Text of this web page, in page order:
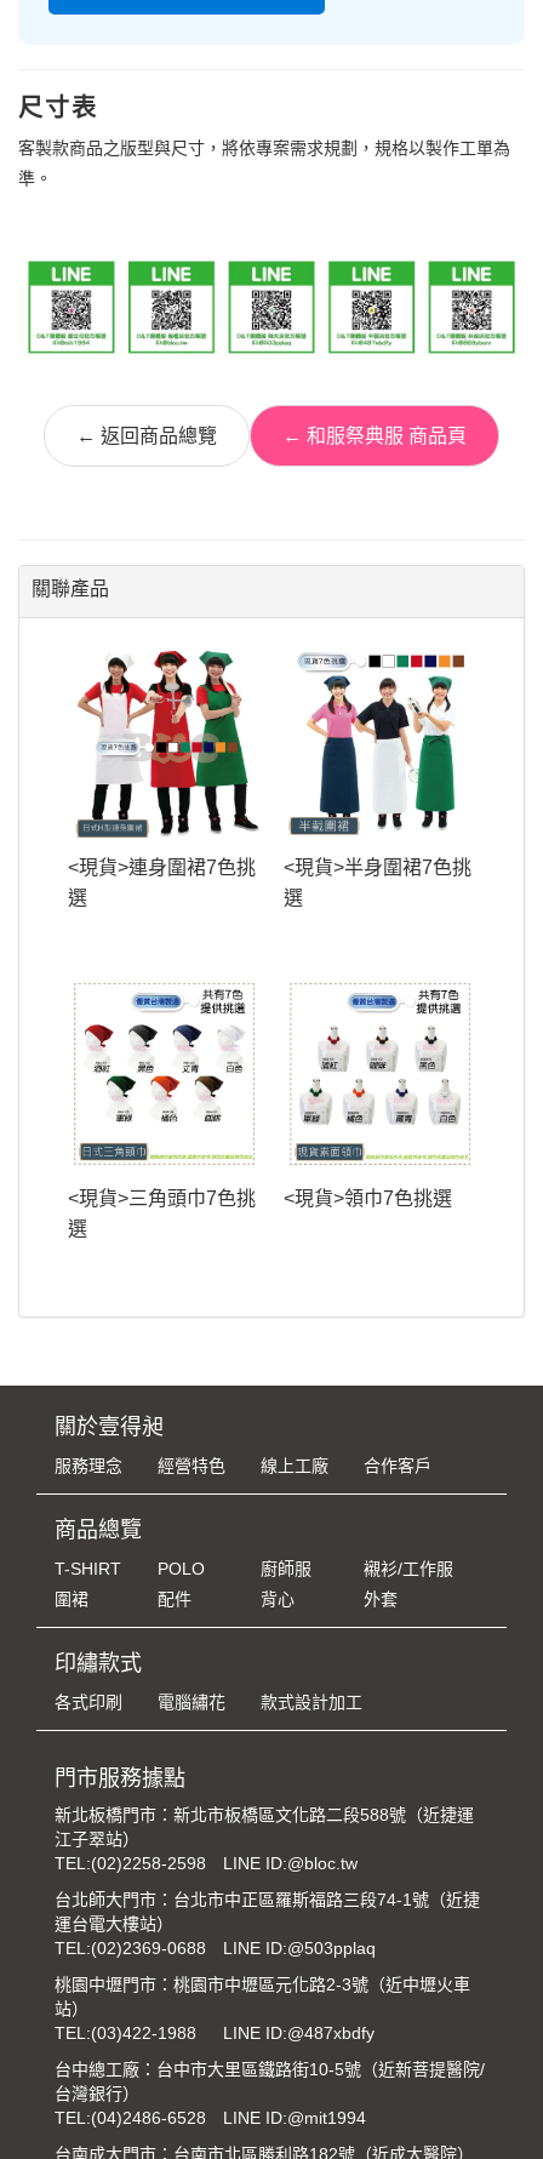
尺寸表
客製款商品之版型與尺寸，將依專案需求規劃，規格以製作工單為
準。
← 返回商品總覽 ← 和服祭典服 商品頁
關聯產品
<現貨>連身圍裙7色挑
選
<現貨>半身圍裙7色挑
選
<現貨>三角頭巾7色挑
選
<現貨>領巾7色挑選
關於壹得昶
服務理念 經營特色 線上工廠 合作客戶
商品總覽
T-SHIRT POLO 廚師服
襯衫/工作服
圍裙
配件 背心 外套
印繡款式
各式印刷 電腦繡花 款式設計加工
門市服務據點
新北板橋門市：新北市板橋區文化路二段588號（近捷運
江子翠站）
TEL:(02)2258-2598
LINE ID:@bloc.tw
台北師大門市：台北市中正區羅斯福路三段74-1號（近捷
運台電大樓站）
TEL:(02)2369-0688
LINE ID:@503pplaq
桃園中壢門市：桃園市中壢區元化路2-3號（近中壢火車
站）
TEL:(03)422-1988
LINE ID:@487xbdfy
台中總工廠：台中市大里區鐵路街10-5號（近新菩提醫院/
台灣銀行）
TEL:(04)2486-6528
LINE ID:@mit1994
台南成大門市：台南市北區勝利路182號（近成大醫院）